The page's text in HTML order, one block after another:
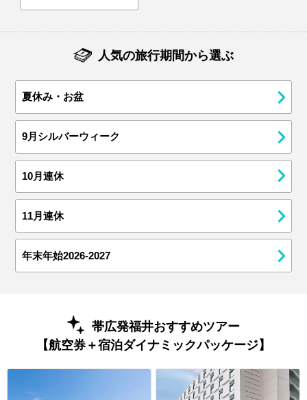
人気の旅行期間から選ぶ
夏休み・お盆
9月シルバーウィーク
10月連休
11月連休
年末年始2026-2027
帯広発福井おすすめツアー
【航空券＋宿泊ダイナミックパッケージ】